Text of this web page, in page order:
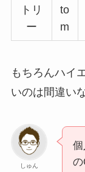
トリ
ー
to
m
もちろんハイ
いのは間違い
しゅん